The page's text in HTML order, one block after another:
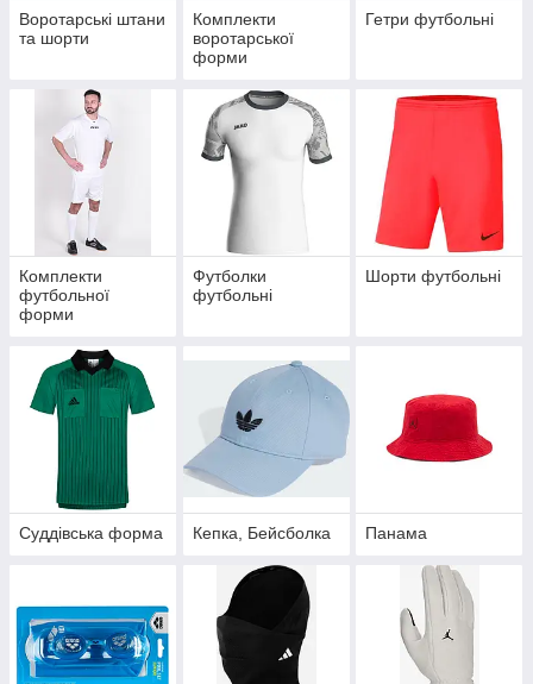
Воротарські штани
та шорти
Комплекти
воротарської
форми
Гетри футбольні
Комплекти
футбольної
форми
Футболки
футбольні
Шорти футбольні
Суддівська форма Кепка, Бейсболка Панама